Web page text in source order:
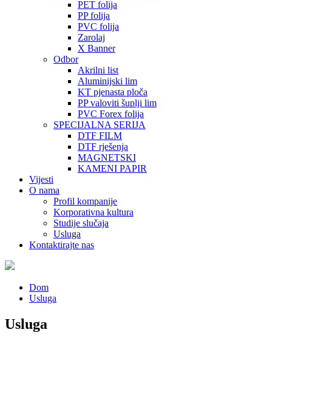
PET folija
PP folija
PVC folija
Zarolaj
X Banner
Odbor
Akrilni list
Aluminijski lim
KT pjenasta ploča
PP valoviti šuplji lim
PVC Forex folija
SPECIJALNA SERIJA
DTF FILM
DTF rješenja
MAGNETSKI
KAMENI PAPIR
Vijesti
O nama
Profil kompanije
Korporativna kultura
Studije slučaja
Usluga
Kontaktirajte nas
Dom
Usluga
Usluga